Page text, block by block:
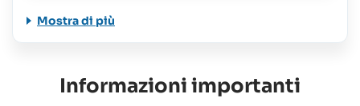
Mostra di più
Informazioni importanti